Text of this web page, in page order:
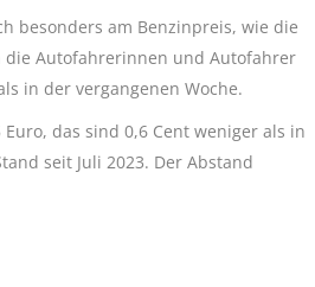
besonders am Benzinpreis, wie die
die Autofahrerinnen und Autofahrer
in der vergangenen Woche.
das sind 0,6 Cent weniger als in
seit Juli 2023. Der Abstand